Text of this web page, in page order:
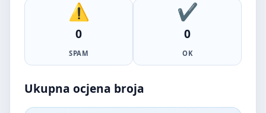
0
SPAM
0
OK
Ukupna ocjena broja